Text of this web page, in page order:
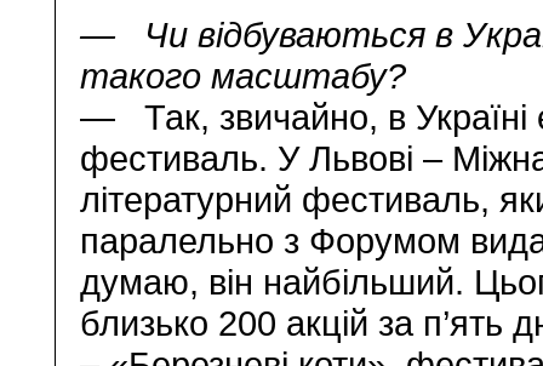
— Чи відбуваються в
такого масштабу?
— Так, звичайно, в Україні
фестиваль. У Львові –
літературний фестиваль,
паралельно з Форумом
думаю, він найбільший.
близько 200 акцій за п’ять